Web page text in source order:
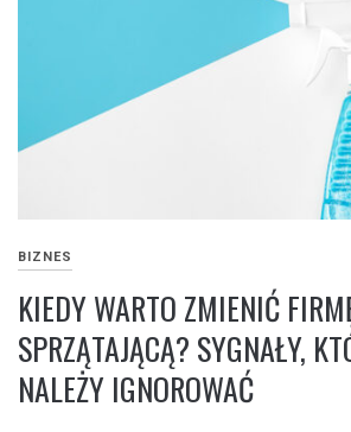
BIZNES
KIEDY WARTO ZMIENIĆ
SPRZĄTAJĄCĄ? SYGNAŁY,
NALEŻY IGNOROWAĆ